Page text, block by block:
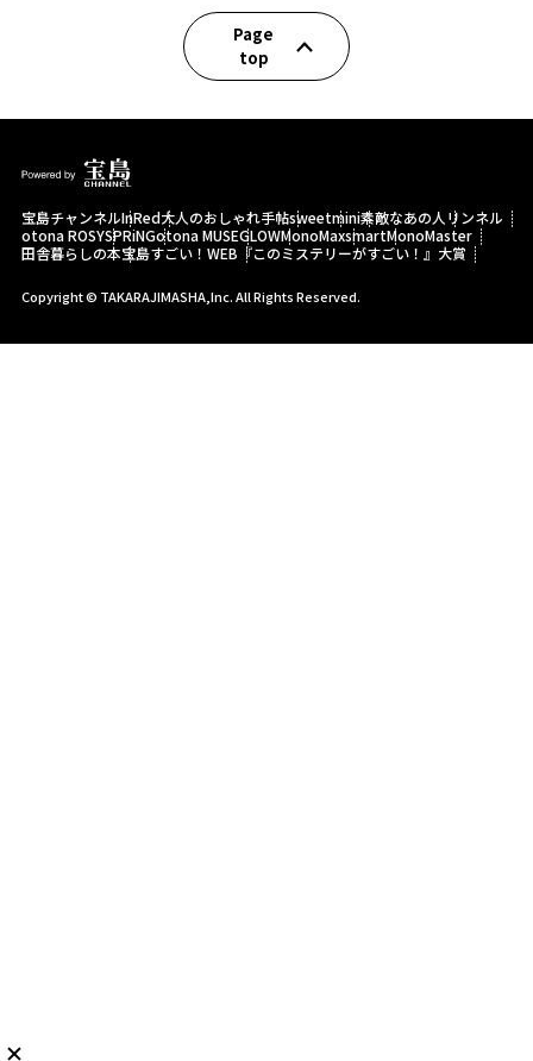
Page
top
宝島チャンネルInRed大人のおしゃれ手帖sweetmini素敵なあの人 リンネル
otona ROSYSPRiNGotona MUSEGLOWMonoMaxsmartMonoMaster
田舎暮らしの本宝島すごい！WEB 『このミステリーがすごい！』大賞
Copyright © TAKARAJIMASHA,Inc. All Rights Reserved.